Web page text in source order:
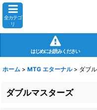
全カテゴ
リ
はじめにお読みください
ホーム > MTG エターナル > ダブ
ダブルマスターズ